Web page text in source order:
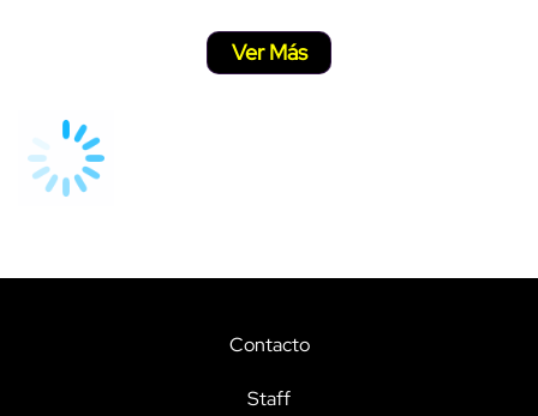
Ver Más
Contacto
Staff